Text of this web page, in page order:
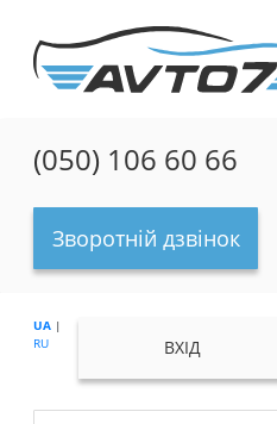
(050) 106 60 66
Зворотній дзвінок
UA |
RU
ВХІД